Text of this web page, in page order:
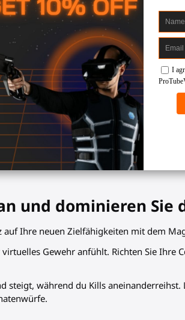
und Discord
und Tipps
Zielen mit dem
und dominieren Sie
auf Ihre neuen Zielfähigkeiten mit dem
Gewehr anfühlt. Richten Sie
steigt, während du Kills